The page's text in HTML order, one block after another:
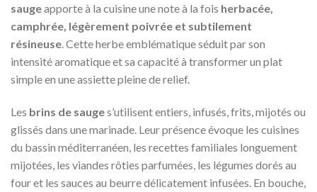
saugeapporte à la cuisine une note à la fois herbacée,
camphrée, légèrement poivrée et subtilement
résineuse. Cette herbe emblématique séduit par son
intensité aromatique et sa capacité à transformer un plat
simple en une assiette pleine de relief.
Les brins de sauges’utilisent entiers, infusés, frits, mijotés ou
glissés dans une marinade. Leur présence évoque les cuisines
du bassin méditerranéen, les recettes familiales longuement
mijotées, les viandes rôties parfumées, les légumes dorés au
four et les sauces au beurre délicatement infusées. En bouche,